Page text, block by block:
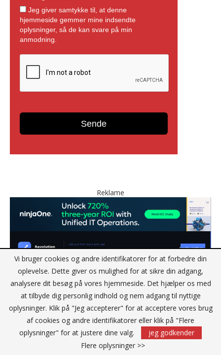
Reklame
Vi bruger cookies og andre identifikatorer for at forbedre din
oplevelse. Dette giver os mulighed for at sikre din adgang,
analysere dit besøg på vores hjemmeside. Det hjælper os med
at tilbyde dig personlig indhold og nem adgang til nyttige
oplysninger. Klik på "Jeg accepterer" for at acceptere vores brug
af cookies og andre identifikatorer eller klik på "Flere
oplysninger" for at justere dine valg.
jeg godkender
Flere oplysninger >>